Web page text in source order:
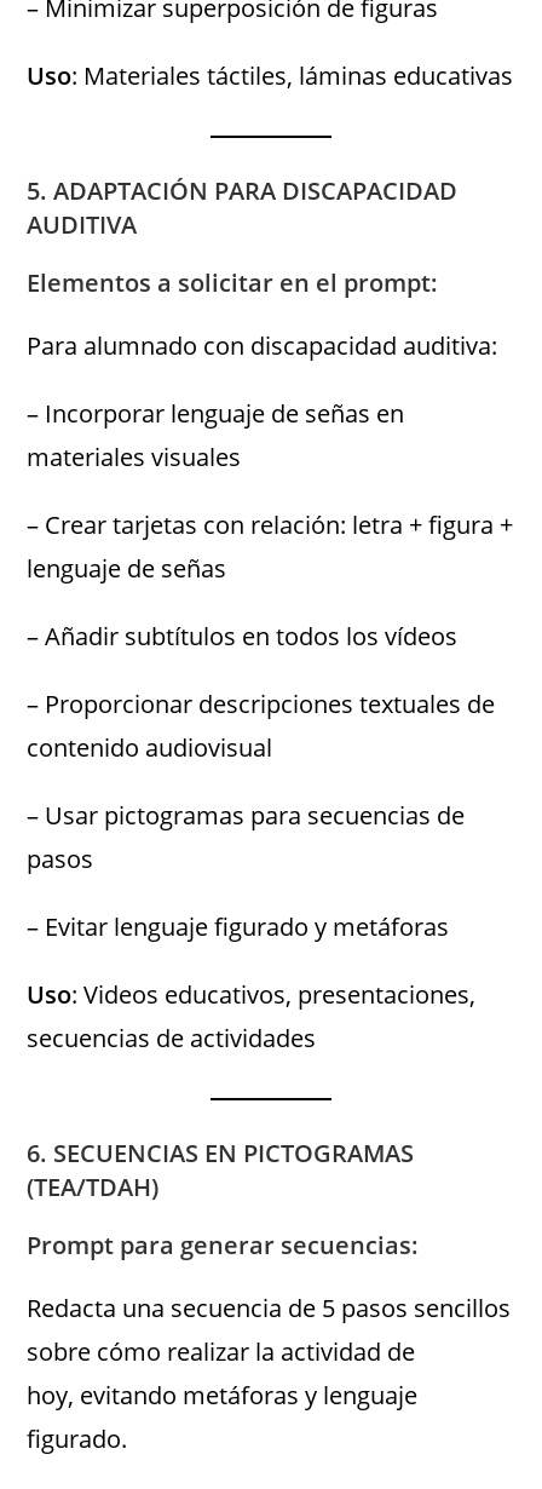
– Minimizar superposición de figuras
Uso: Materiales táctiles, láminas educativas
5. ADAPTACIÓN PARA DISCAPACIDAD
AUDITIVA
Elementos a solicitar en el prompt:
Para alumnado con discapacidad auditiva:
– Incorporar lenguaje de señas en
materiales visuales
– Crear tarjetas con relación: letra + figura +
lenguaje de señas
– Añadir subtítulos en todos los vídeos
– Proporcionar descripciones textuales de
contenido audiovisual
– Usar pictogramas para secuencias de
pasos
– Evitar lenguaje figurado y metáforas
Uso: Videos educativos, presentaciones,
secuencias de actividades
6. SECUENCIAS EN PICTOGRAMAS
(TEA/TDAH)
Prompt para generar secuencias:
Redacta una secuencia de 5 pasos sencillos
sobre cómo realizar la actividad de
hoy, evitando metáforas y lenguaje
figurado.